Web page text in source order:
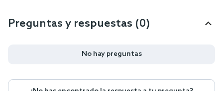
Preguntas y respuestas (0)
No hay preguntas